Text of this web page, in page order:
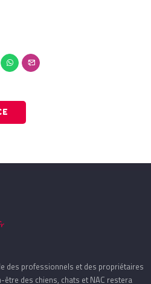
des professionnels et des propriétaires
être des chiens, chats et NAC restera